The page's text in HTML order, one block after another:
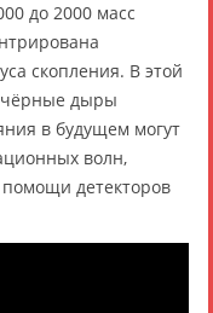
до 2000 масс
скопления. В этой
чёрные дыры
в будущем могут
волн,
детекторов